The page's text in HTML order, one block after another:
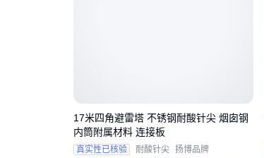
17米四角避雷塔 不锈钢耐酸针尖 烟囱钢
内筒附属材料 连接板
真实性已核验 耐酸针尖 扬博品牌